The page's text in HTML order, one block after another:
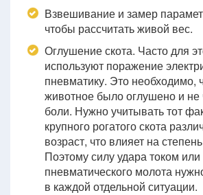
Взвешивание и замер
чтобы рассчитать живой вес.
Оглушение скота. Часто для
используют поражение
пневматику. Это необходимо,
животное было оглушено и не
боли. Нужно учитывать тот
крупного рогатого скота
возраст, что влияет на
Поэтому силу удара током или
пневматического молота
в каждой отдельной ситуации.